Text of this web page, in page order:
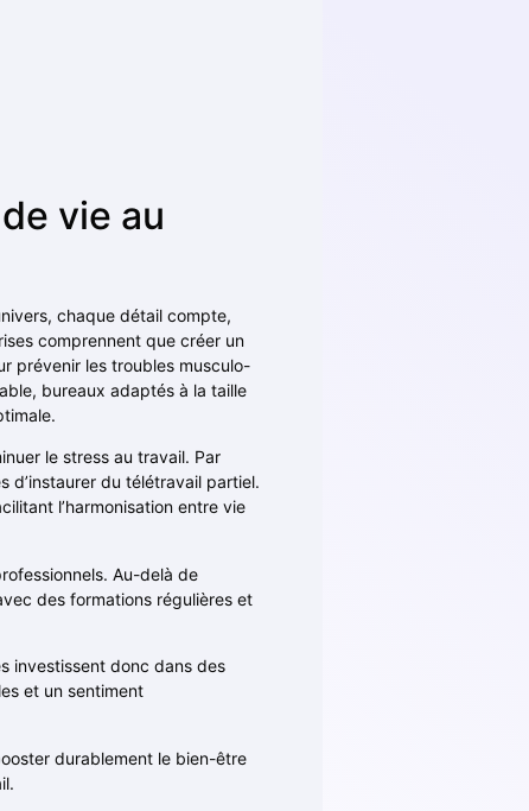
vie au
chaque détail compte,
comprennent que créer un
prévenir les troubles musculo-
bureaux adaptés à la taille
le stress au travail. Par
d’instaurer du télétravail partiel.
l’harmonisation entre vie
Au-delà de
des formations régulières et
investissent donc dans des
et un sentiment
durablement le bien-être